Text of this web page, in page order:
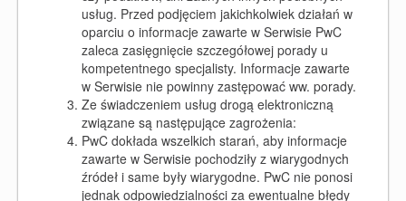
usług. Przed podjęciem jakichkolwiek działań w
oparciu o informacje zawarte w Serwisie PwC
zaleca zasięgnięcie szczegółowej porady u
kompetentnego specjalisty. Informacje zawarte
w Serwisie nie powinny zastępować ww. porady.
Ze świadczeniem usług drogą elektroniczną
związane są następujące zagrożenia:
PwC dokłada wszelkich starań, aby informacje
zawarte w Serwisie pochodziły z wiarygodnych
źródeł i same były wiarygodne. PwC nie ponosi
jednak odpowiedzialności za ewentualne błędy